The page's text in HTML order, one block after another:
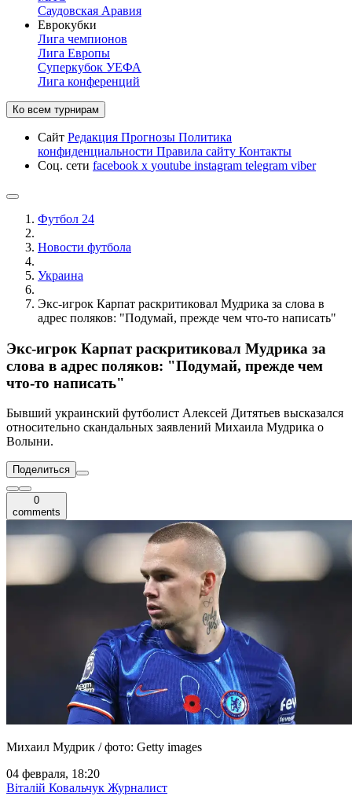
Саудовская Аравия
Еврокубки
Лига чемпионов
Лига Европы
Суперкубок УЕФА
Лига конференций
Ко всем турнирам
Сайт Редакция Прогнозы Политика
конфиденциальности Правила сайту Контакты
Соц. сети facebook x youtube instagram telegram viber
Футбол 24
Новости футбола
Украина
Экс-игрок Карпат раскритиковал Мудрика за слова в
адрес поляков: "Подумай, прежде чем что-то написать"
Экс-игрок Карпат раскритиковал Мудрика за
слова в адрес поляков: "Подумай, прежде чем
что-то написать"
Бывший украинский футболист Алексей Дитятьев высказался
относительно скандальных заявлений Михаила Мудрика о
Волыни.
Поделиться
0
comments
Михаил Мудрик / фото: Getty images
04 февраля, 18:20
Віталій Ковальчук Журналист